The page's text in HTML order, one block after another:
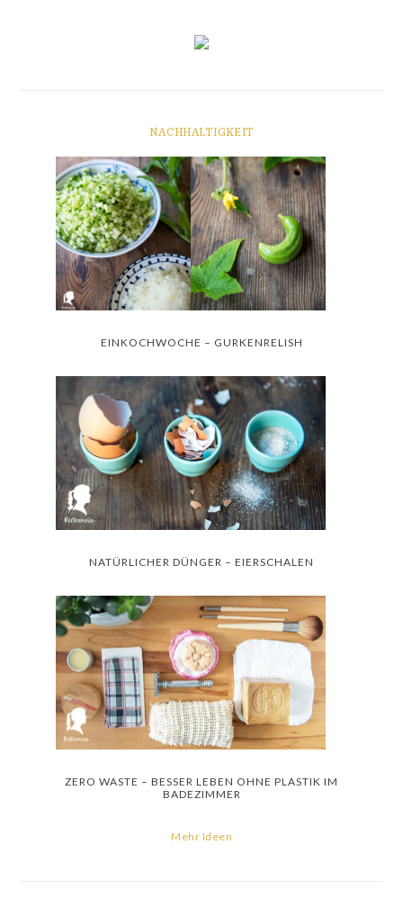
NACHHALTIGKEIT
EINKOCHWOCHE – GURKENRELISH
NATÜRLICHER DÜNGER – EIERSCHALEN
ZERO WASTE – BESSER LEBEN OHNE PLASTIK IM
BADEZIMMER
Mehr Ideen